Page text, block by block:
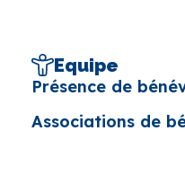
Equipe
Présence de
Associations de